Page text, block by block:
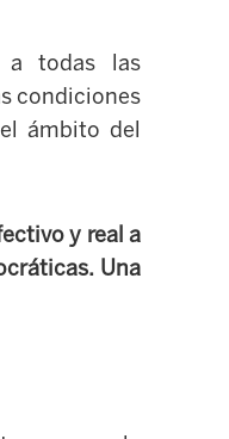
a todas las
condiciones
ámbito del
y real a
Una